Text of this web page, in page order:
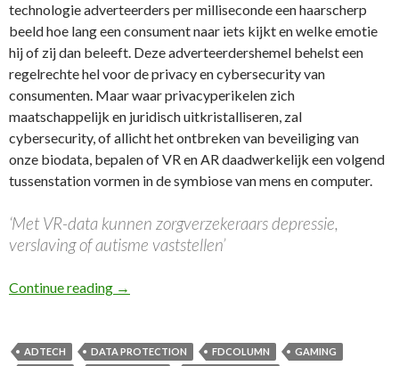
technologie adverteerders per milliseconde een haarscherp
beeld hoe lang een consument naar iets kijkt en welke emotie
hij of zij dan beleeft. Deze adverteerdershemel behelst een
regelrechte hel voor de privacy en cybersecurity van
consumenten. Maar waar privacyperikelen zich
maatschappelijk en juridisch uitkristalliseren, zal
cybersecurity, of allicht het ontbreken van beveiliging van
onze biodata, bepalen of VR en AR daadwerkelijk een volgend
tussenstation vormen in de symbiose van mens en computer.
‘Met VR-data kunnen zorgverzekeraars depressie,
verslaving of autisme vaststellen’
Continue reading 76e FD Column: Virtual reality in games –
→
ADTECH DATA PROTECTION FDCOLUMN
GAMING